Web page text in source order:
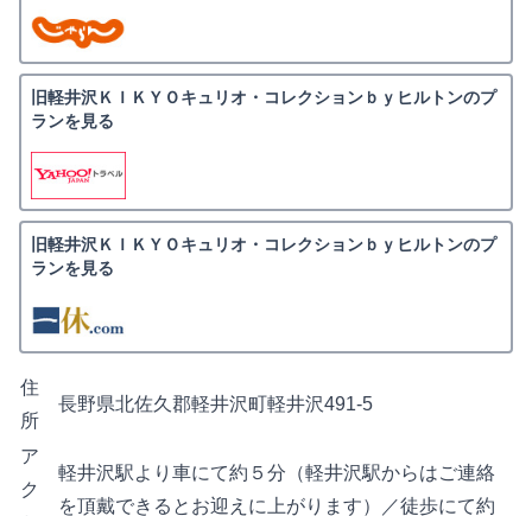
旧軽井沢ＫＩＫＹＯキュリオ・コレクションｂｙヒルトンのプ
ランを見る
旧軽井沢ＫＩＫＹＯキュリオ・コレクションｂｙヒルトンのプ
ランを見る
住
所
長野県北佐久郡軽井沢町軽井沢491-5
ア
ク
軽井沢駅より車にて約５分（軽井沢駅からはご連絡
を頂戴できるとお迎えに上がります）／徒歩にて約